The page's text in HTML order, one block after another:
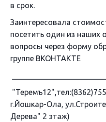
в срок.
Заинтересовала
посетить один из наших
вопросы через форму
группе ВКОНТАКТЕ
г.Йошкар-Ола,
Дерева" 2 этаж)